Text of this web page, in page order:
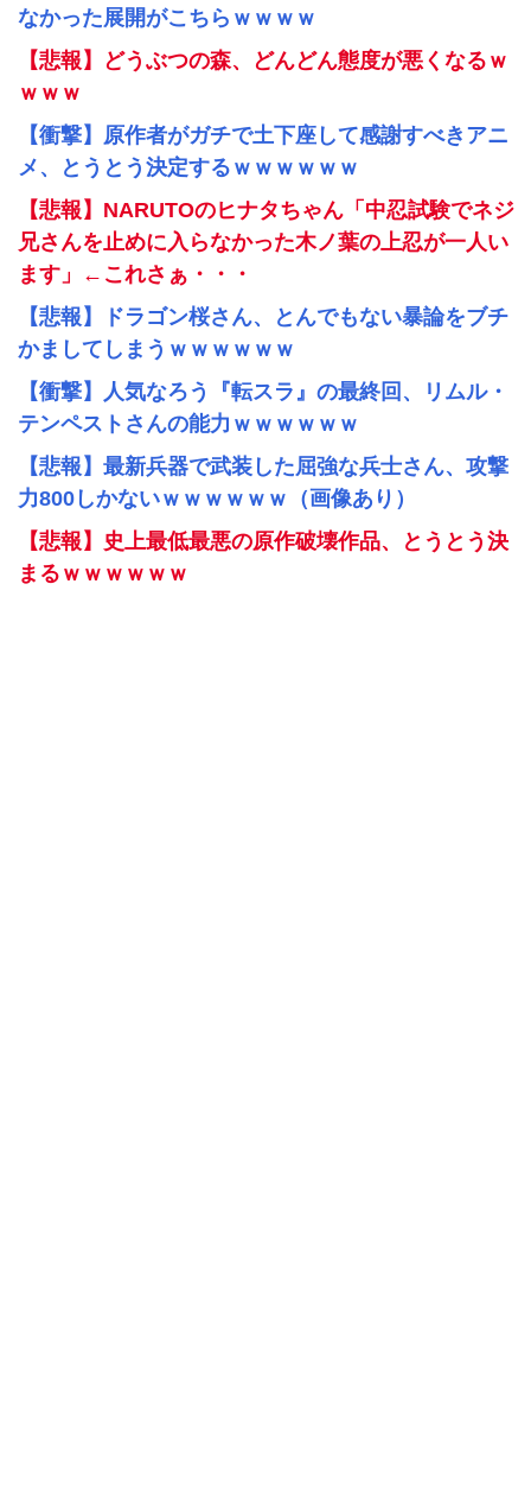
なかった展開がこちらｗｗｗｗ
【悲報】どうぶつの森、どんどん態度が悪くなるｗ
ｗｗｗ
【衝撃】原作者がガチで土下座して感謝すべきアニ
メ、とうとう決定するｗｗｗｗｗｗ
【悲報】NARUTOのヒナタちゃん「中忍試験でネジ
兄さんを止めに入らなかった木ノ葉の上忍が一人い
ます」←これさぁ・・・
【悲報】ドラゴン桜さん、とんでもない暴論をブチ
かましてしまうｗｗｗｗｗｗ
【衝撃】人気なろう『転スラ』の最終回、リムル・
テンペストさんの能力ｗｗｗｗｗｗ
【悲報】最新兵器で武装した屈強な兵士さん、攻撃
力800しかないｗｗｗｗｗｗ（画像あり）
【悲報】史上最低最悪の原作破壊作品、とうとう決
まるｗｗｗｗｗｗ